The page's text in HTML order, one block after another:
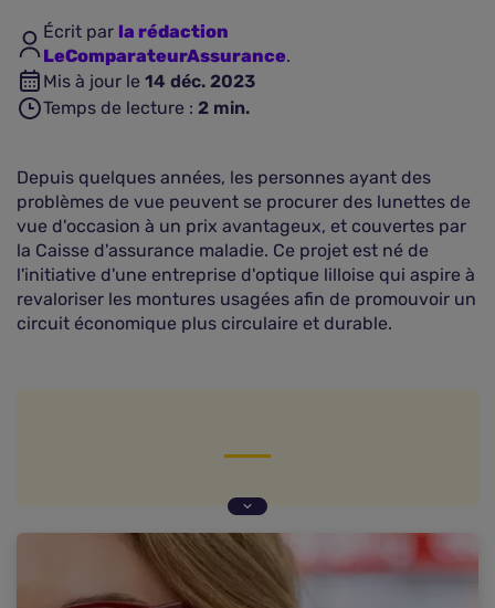
Écrit par la rédaction
LeComparateurAssurance.
Mis à jour le 14 déc. 2023
Temps de lecture : 2 min.
Depuis quelques années, les personnes ayant des
problèmes de vue peuvent se procurer des lunettes de
vue d'occasion à un prix avantageux, et couvertes par
la Caisse d'assurance maladie. Ce projet est né de
l'initiative d'une entreprise d'optique lilloise qui aspire à
revaloriser les montures usagées afin de promouvoir un
circuit économique plus circulaire et durable.
Des lunettes reconditionnées remboursées